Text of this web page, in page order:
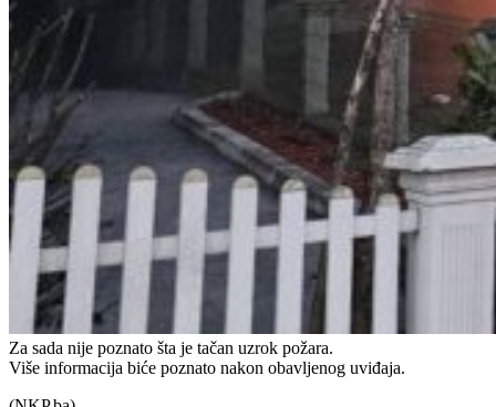
Za sada nije poznato šta je tačan uzrok požara.
Više informacija biće poznato nakon obavljenog uviđaja.